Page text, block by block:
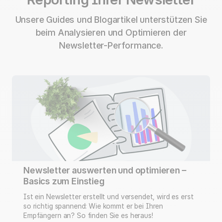
Unsere Guides und Blogartikel unterstützen Sie
beim Analysieren und Optimieren der
Newsletter-Performance.
Newsletter auswerten und optimieren –
Basics zum Einstieg
Ist ein Newsletter erstellt und versendet, wird es erst
so richtig spannend: Wie kommt er bei Ihren
Empfängern an? So finden Sie es heraus!